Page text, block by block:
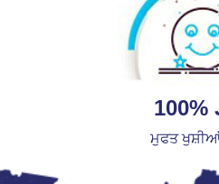
100%
ਮੁਫਤ